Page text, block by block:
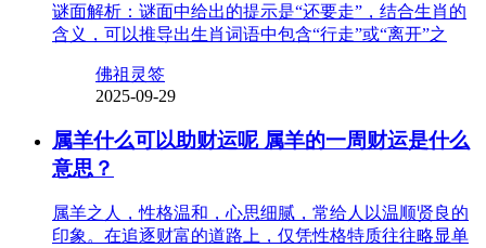
谜面解析：谜面中给出的提示是“还要走”，结合生肖的
含义，可以推导出生肖词语中包含“行走”或“离开”之
佛祖灵签
2025-09-29
属羊什么可以助财运呢 属羊的一周财运是什么
意思？
属羊之人，性格温和，心思细腻，常给人以温顺贤良的
印象。在追逐财富的道路上，仅凭性格特质往往略显单